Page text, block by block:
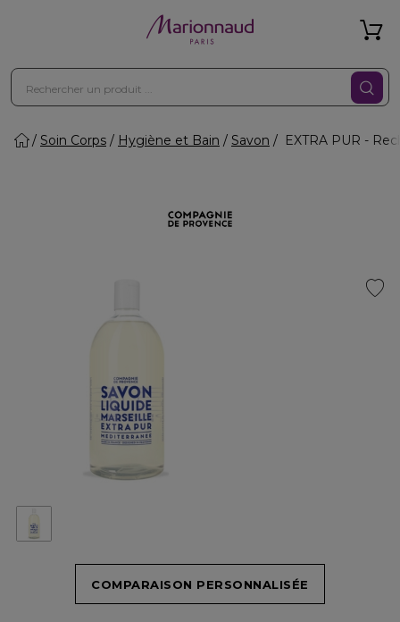
Soin Corps Hygiène et Bain Savon EXTRA PUR -
COMPARAISON PERSONNALISÉE